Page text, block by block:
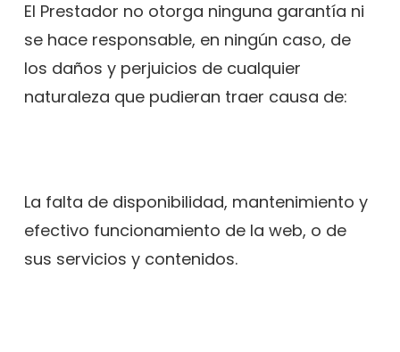
El Prestador no otorga ninguna garantía ni
se hace responsable, en ningún caso, de
los daños y perjuicios de cualquier
naturaleza que pudieran traer causa de:
La falta de disponibilidad, mantenimiento y
efectivo funcionamiento de la web, o de
sus servicios y contenidos.